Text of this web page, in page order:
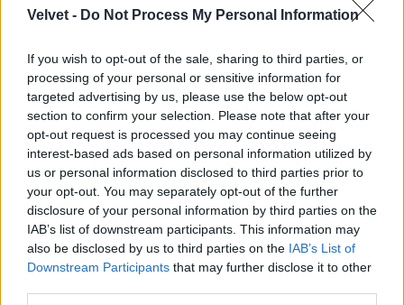
Velvet - Do Not Process My Personal Information
If you wish to opt-out of the sale, sharing to third parties, or
processing of your personal or sensitive information for
targeted advertising by us, please use the below opt-out
section to confirm your selection. Please note that after your
opt-out request is processed you may continue seeing
interest-based ads based on personal information utilized by
us or personal information disclosed to third parties prior to
your opt-out. You may separately opt-out of the further
disclosure of your personal information by third parties on the
IAB’s list of downstream participants. This information may
also be disclosed by us to third parties on the IAB’s List of
Downstream Participants that may further disclose it to other
Jön még kép!